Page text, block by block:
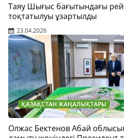
Таяу Шығыс бағытындағы
тоқтатылуы ұзартылды
23.04.2026
ҚАЗАҚСТАН ЖАҢАЛЫҚТАРЫ
Олжас Бектенов Абай